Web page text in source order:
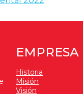
EMPRESA
Historia
Misión
Visión